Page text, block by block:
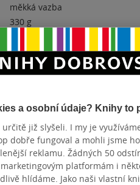
měkká vazba
330 g
9788024758121
a recenze
SVÉ HODNOCENÍ
a osobní údaje? Knihy to
již slyšeli. I my je
dobře fungoval a mohli jsme
reklamu. Žádných 50
platformám i
hlídáme. Jako naši vlastní